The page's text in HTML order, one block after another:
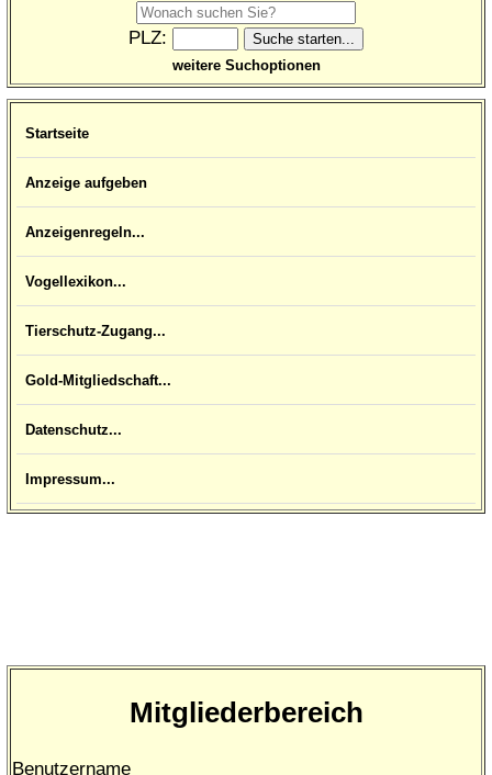
PLZ:
weitere Suchoptionen
Startseite
Anzeige aufgeben
Anzeigenregeln...
Vogellexikon...
Tierschutz-Zugang...
Gold-Mitgliedschaft...
Datenschutz...
Impressum...
Mitgliederbereich
Benutzername